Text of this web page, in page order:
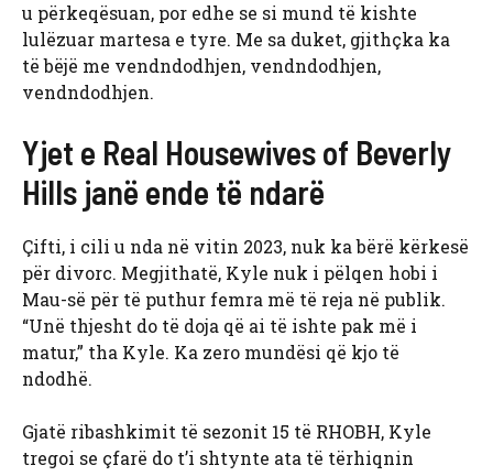
u përkeqësuan, por edhe se si mund të kishte
lulëzuar martesa e tyre. Me sa duket, gjithçka ka
të bëjë me vendndodhjen, vendndodhjen,
vendndodhjen.
Yjet e Real Housewives of Beverly
Hills janë ende të ndarë
Çifti, i cili u nda në vitin 2023, nuk ka bërë kërkesë
për divorc. Megjithatë, Kyle nuk i pëlqen hobi i
Mau-së për të puthur femra më të reja në publik.
“Unë thjesht do të doja që ai të ishte pak më i
matur,” tha Kyle. Ka zero mundësi që kjo të
ndodhë.
Gjatë ribashkimit të sezonit 15 të RHOBH, Kyle
tregoi se çfarë do t’i shtynte ata të tërhiqnin